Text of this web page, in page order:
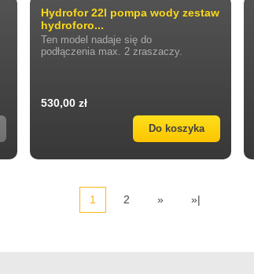
Hydrofor 22l pompa wody zestaw
hydroforo...
Ten model nadaje się do
podłączenia max. 2 zraszaczy.
530,00 zł
Do koszyka
1 2 » »|